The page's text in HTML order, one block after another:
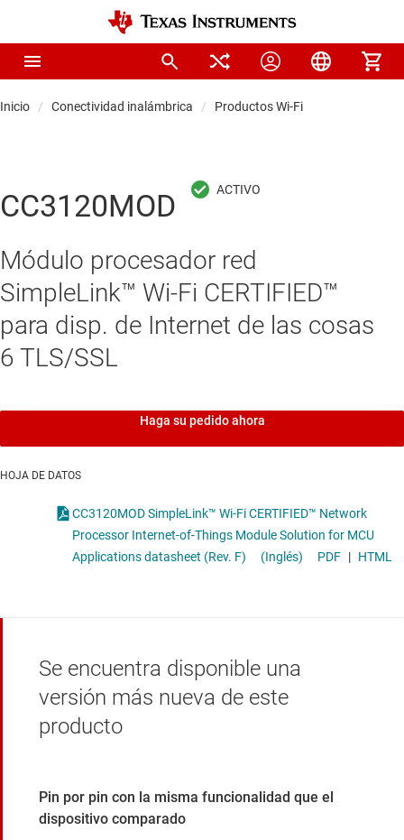
Inicio Conectividad inalámbrica Productos Wi-Fi
CC3120MOD
Módulo procesador red
SimpleLink™ Wi-Fi CERTIFIED™
para disp. de Internet de las cosas
6 TLS/SSL
Haga su pedido ahora
HOJA DE DATOS
CC3120MOD SimpleLink™ Wi-Fi CERTIFIED™ Network
Processor Internet-of-Things Module Solution for MCU
Applications datasheet (Rev. F)
(Inglés) PDF | HTML
Se encuentra disponible una
versión más nueva de este
producto
Pin por pin con la misma funcionalidad que el
dispositivo comparado